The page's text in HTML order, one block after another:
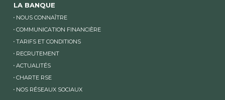
LA BANQUE
NOUS CONNAÎTRE
COMMUNICATION FINANCIÈRE
TARIFS ET CONDITIONS
RECRUTEMENT
ACTUALITÉS
CHARTE RSE
NOS RÉSEAUX SOCIAUX